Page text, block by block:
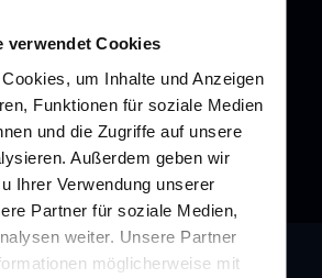
verwendet Cookies
um Inhalte und Anzeigen
Funktionen für soziale Medien
und die Zugriffe auf unsere
Außerdem geben wir
Ihrer Verwendung unserer
Partner für soziale Medien,
weiter. Unsere Partner
möglicherweise mit
am Laufenden!